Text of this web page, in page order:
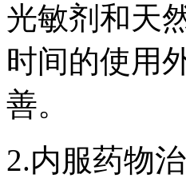
光敏剂和天
时间的使用
善。
2.内服药物